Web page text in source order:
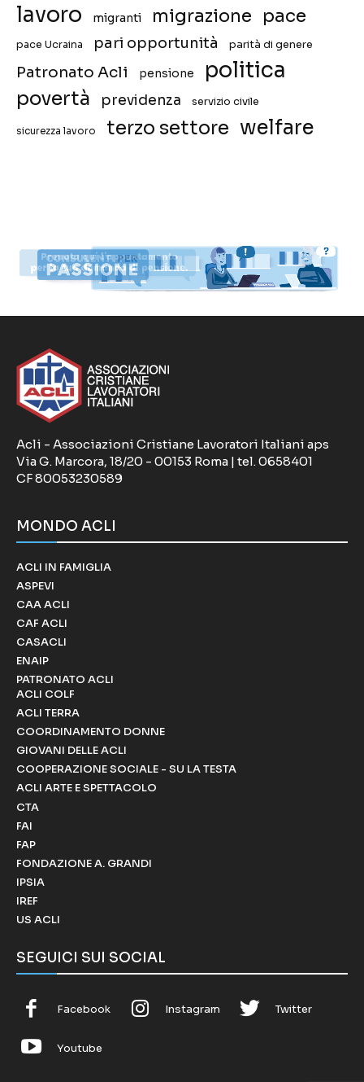
lavoro migranti migrazione pace
pace Ucraina pari opportunità parità di genere
Patronato Acli pensione politica
povertà previdenza servizio civile
sicurezza lavoro terzo settore welfare
Acli - Associazioni Cristiane Lavoratori Italiani aps
Via G. Marcora, 18/20 - 00153 Roma | tel. 0658401
CF 80053230589
MONDO ACLI
ACLI IN FAMIGLIA
ASPEVI
CAA ACLI
CAF ACLI
CASACLI
ENAIP
PATRONATO ACLI
ACLI COLF
ACLI TERRA
COORDINAMENTO DONNE
GIOVANI DELLE ACLI
COOPERAZIONE SOCIALE - SU LA TESTA
ACLI ARTE E SPETTACOLO
CTA
FAI
FAP
FONDAZIONE A. GRANDI
IPSIA
IREF
US ACLI
SEGUICI SUI SOCIAL
Facebook Instagram Twitter
Youtube